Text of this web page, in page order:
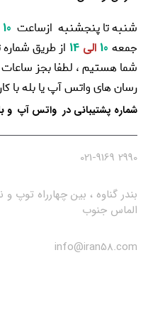
شنبه تا پنجشنبه ازساعت 10
جمعه
الی از طریق
شما هستیم ، لطفا بجز ساعات
رسان های واتس آپ یا بله با
شماره پشتیبانی در واتس آپ و
2990 021-9169
الماس جنوب
info@iran58.com